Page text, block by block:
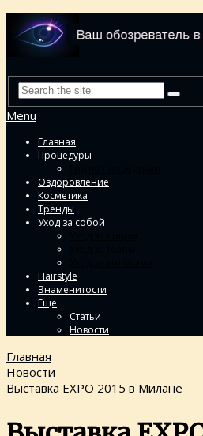
Menu
Главная
Процедуры
Оздоровление
Косметика
Тренды
Уход за собой
Hairstyle
Знаменитости
Еще
Статьи
Новости
Главная
Новости
Выставка ЕХРО 2015 в Милане